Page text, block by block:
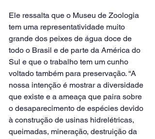
Ele ressalta que o Museu de Zoologia
tem uma representatividade muito
grande dos peixes de água doce de
todo o Brasil e de parte da América do
Sul e que o trabalho tem um cunho
voltado também para preservação. “A
nossa intenção é mostrar a diversidade
que existe e a ameaça que paira sobre
o desaparecimento de espécies devido
à construção de usinas hidrelétricas,
queimadas, mineração, destruição da